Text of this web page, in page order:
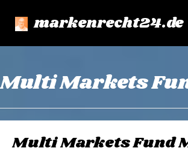
markenrecht24.de
Multi Markets
Multi Markets Fund